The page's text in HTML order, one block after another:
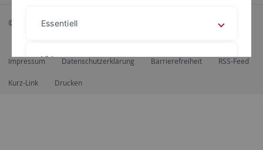
© 2026 Eberhard Karls Universität Tübingen, Tübingen
Impressum Datenschutzerklärung Barrierefreiheit RSS-Feed
Kurz-Link Drucken
Essentiell
Videos